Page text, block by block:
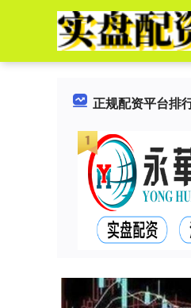
正规配资平台排